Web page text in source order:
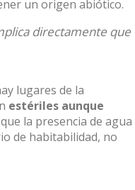
un origen abiótico.
directamente que
lugares de la
estériles aunque
la presencia de agua
de habitabilidad, no